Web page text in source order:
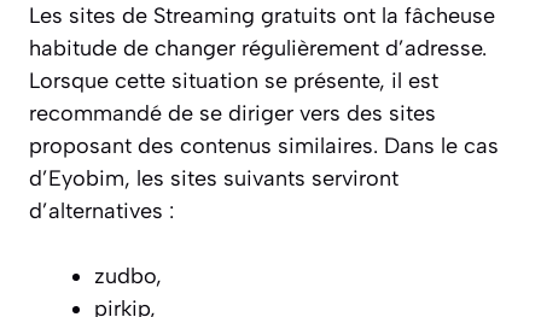
Les sites de Streaming gratuits ont la fâcheuse
habitude de changer régulièrement d’adresse.
Lorsque cette situation se présente, il est
recommandé de se diriger vers des sites
proposant des contenus similaires. Dans le cas
d’Eyobim, les sites suivants serviront
d’alternatives :
zudbo,
pirkip,